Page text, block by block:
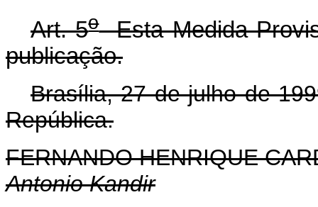
Art. 5oEsta Medida
publicação.
Brasília, 27 de julho de
República.
FERNANDO HENRIQUE
Antonio Kandir